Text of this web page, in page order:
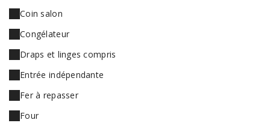
Coin salon
Congélateur
Draps et linges compris
Entrée indépendante
Fer à repasser
Four